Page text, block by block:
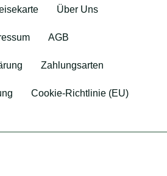
Über Uns
AGB
Zahlungsarten
Cookie-Richtlinie (EU)